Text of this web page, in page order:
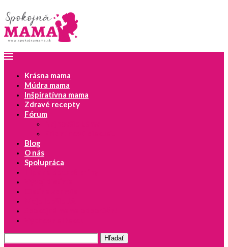
Krásna mama
Múdra mama
Inšpiratívna mama
Zdravé recepty
Fórum
Blog
O nás
Spolupráca